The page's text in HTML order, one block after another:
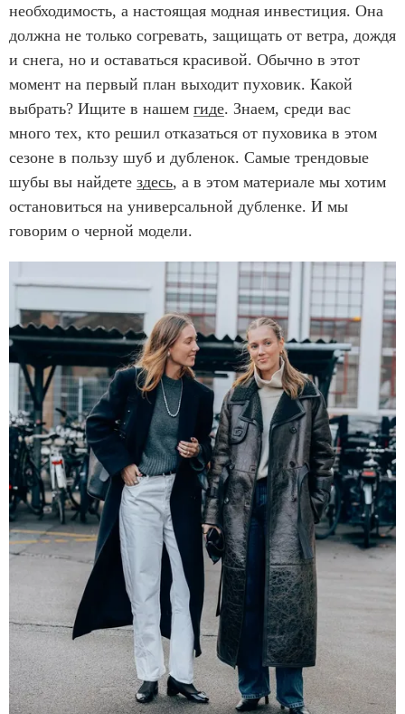
необходимость, а настоящая модная инвестиция. Она
должна не только согревать, защищать от ветра, дождя
и снега, но и оставаться красивой. Обычно в этот
момент на первый план выходит пуховик. Какой
выбрать? Ищите в нашем гиде. Знаем, среди вас
много тех, кто решил отказаться от пуховика в этом
сезоне в пользу шуб и дубленок. Самые трендовые
шубы вы найдете здесь, а в этом материале мы хотим
остановиться на универсальной дубленке. И мы
говорим о черной модели.